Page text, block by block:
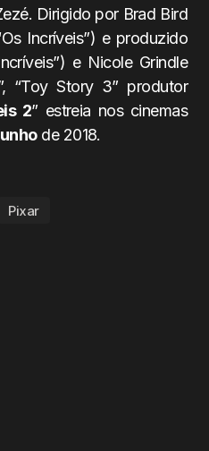
Dirigido por Brad Bird
Incríveis”) e produzido
e Nicole Grindle
“Toy Story 3” produtor
2” estreia nos cinemas
de 2018.
Pixar